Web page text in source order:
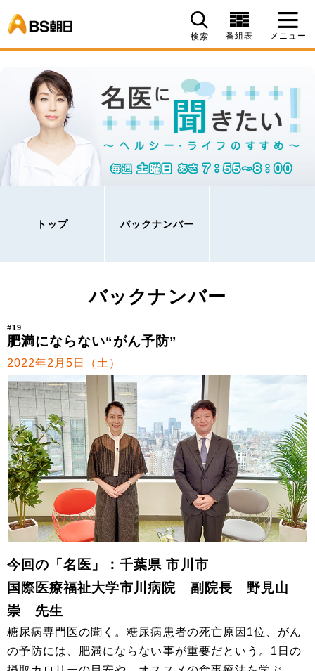
検索 番組表 メニュー
トップ バックナンバー
バックナンバー
#19
肥満にならない“がん予防”
2022年2月5日（土）
今回の「名医」：千葉県 市川市
国際医療福祉大学市川病院 副院長 野見山
崇 先生
糖尿病専門医の聞く。糖尿病患者の死亡原因1位、がん
の予防には、肥満にならない事が重要だという。1日の